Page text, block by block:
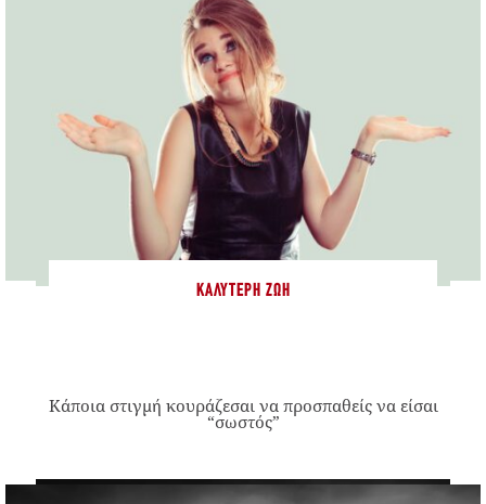
ΚΑΛΎΤΕΡΗ ΖΩΉ
Κάποια στιγμή κουράζεσαι να προσπαθείς να είσαι
“σωστός”